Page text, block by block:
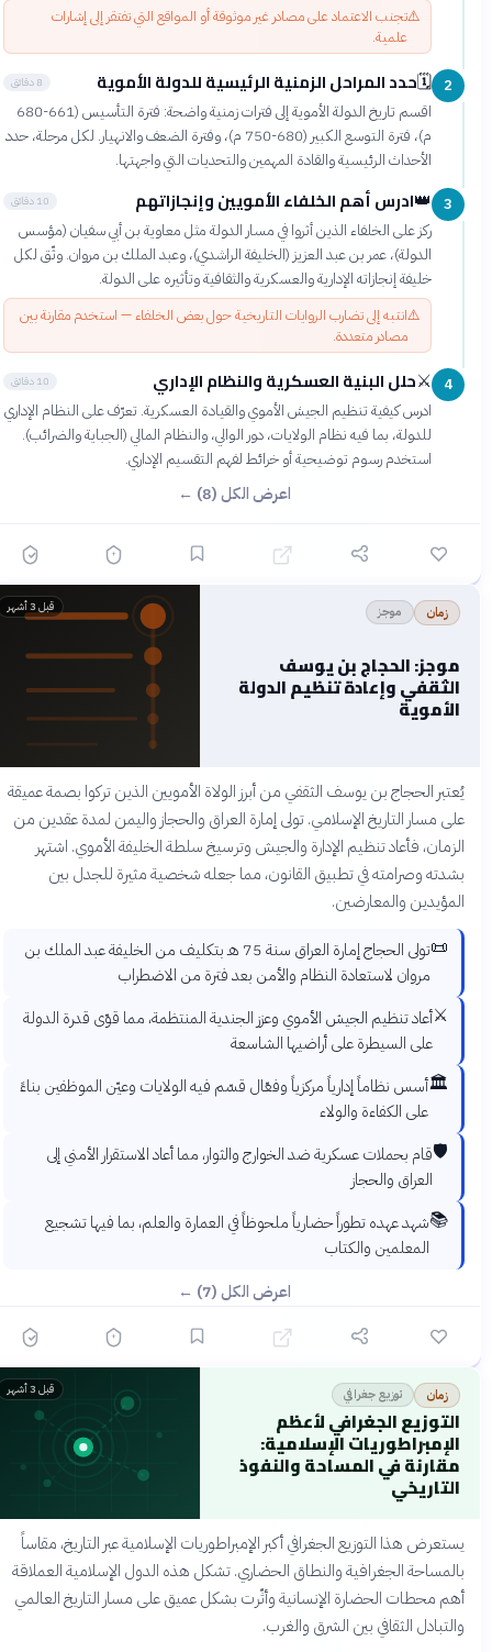
تجنب الاعتماد على مصادر غير موثوقة أو المواقع التي تفتقر إلى إشارات
علمية.
2
🗓️حدد المراحل الزمنية الرئيسية للدولة الأموية
اقسم تاريخ الدولة الأموية إلى فترات زمنية واضحة: فترة التأسيس (661-680
م)، فترة التوسع الكبير (680-750 م)، وفترة الضعف والانهيار. لكل مرحلة، حدد
الأحداث الرئيسية والقادة المهمين والتحديات التي واجهتها.
3
👑ادرس أهم الخلفاء الأمويين وإنجازاتهم
ركز على الخلفاء الذين أثروا في مسار الدولة مثل معاوية بن أبي سفيان (مؤسس
الدولة)، عمر بن عبد العزيز (الخليفة الراشدي)، وعبد الملك بن مروان. وثّق لكل
خليفة إنجازاته الإدارية والعسكرية والثقافية وتأثيره على الدولة.
انتبه إلى تضارب الروايات التاريخية حول بعض الخلفاء — استخدم مقارنة بين
مصادر متعددة.
4
⚔️حلل البنية العسكرية والنظام الإداري
ادرس كيفية تنظيم الجيش الأموي والقيادة العسكرية. تعرّف على النظام الإداري
للدولة، بما فيه نظام الولايات، دور الوالي، والنظام المالي (الجباية والضرائب).
استخدم رسوم توضيحية أو خرائط لفهم التقسيم الإداري.
اعرض الكل (8) ←
زمان موجز
موجز: الحجاج بن يوسف
الثقفي وإعادة تنظيم الدولة
الأموية
قبل 3 أشهر
يُعتبر الحجاج بن يوسف الثقفي من أبرز الولاة الأمويين الذين تركوا بصمة عميقة
على مسار التاريخ الإسلامي. تولى إمارة العراق والحجاز واليمن لمدة عقدين من
الزمان، فأعاد تنظيم الإدارة والجيش وترسيخ سلطة الخليفة الأموي. اشتهر
بشدته وصرامته في تطبيق القانون، مما جعله شخصية مثيرة للجدل بين
المؤيدين والمعارضين.
📜
تولى الحجاج إمارة العراق سنة 75 هـ بتكليف من الخليفة عبد الملك بن
مروان لاستعادة النظام والأمن بعد فترة من الاضطراب
⚔️أعاد تنظيم الجيش الأموي وعزز الجندية المنتظمة، مما قوّى قدرة الدولة
على السيطرة على أراضيها الشاسعة
🏛️أسس نظاماً إدارياً مركزياً وفعّال قسّم فيه الولايات وعيّن الموظفين بناءً
على الكفاءة والولاء
🛡️قام بحملات عسكرية ضد الخوارج والثوار، مما أعاد الاستقرار الأمني إلى
العراق والحجاز
📚شهد عهده تطوراً حضارياً ملحوظاً في العمارة والعلم، بما فيها تشجيع
المعلمين والكتاب
اعرض الكل (7) ←
زمان توزيع جغرافي
التوزيع الجغرافي لأعظم
الإمبراطوريات الإسلامية:
مقارنة في المساحة والنفوذ
التاريخي
قبل 3 أشهر
يستعرض هذا التوزيع الجغرافي أكبر الإمبراطوريات الإسلامية عبر التاريخ، مقاساً
بالمساحة الجغرافية والنطاق الحضاري. تشكل هذه الدول الإسلامية العملاقة
أهم محطات الحضارة الإنسانية وأثّرت بشكل عميق على مسار التاريخ العالمي
والتبادل الثقافي بين الشرق والغرب.